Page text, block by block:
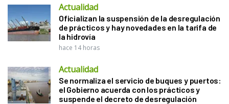
Actualidad
Oficializan la suspensión de la desregulación
de prácticos y hay novedades en la tarifa de
la hidrovía
hace 14 horas
Actualidad
Se normaliza el servicio de buques y puertos:
el Gobierno acuerda con los prácticos y
suspende el decreto de desregulación